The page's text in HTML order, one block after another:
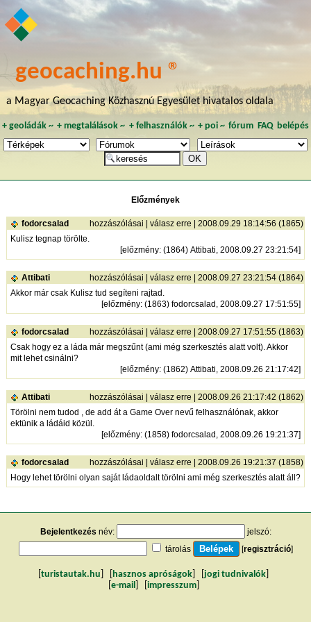
geocaching.hu ®
a Magyar Geocaching Közhasznú Egyesület hivatalos oldala
+ geoládák~ +megtalálások ~ + felhasználók~ + poi~ fórum FAQ belépés
Előzmények
fodorcsalad hozzászólásai válasz erre | 2008.09.29 18:14:56 (1865)
Kulisz tegnap törölte.
[előzmény: (1864) Attibati, 2008.09.27 23:21:54]
Attibati hozzászólásai válasz erre | 2008.09.27 23:21:54 (1864)
Akkor már csak Kulisz tud segíteni rajtad.
[előzmény: (1863) fodorcsalad, 2008.09.27 17:51:55]
fodorcsalad hozzászólásai válasz erre | 2008.09.27 17:51:55 (1863)
Csak hogy ez a láda már megszűnt (ami még szerkesztés alatt volt). Akkor
mit lehet csinálni?
[előzmény: (1862) Attibati, 2008.09.26 21:17:42]
Attibati hozzászólásai válasz erre | 2008.09.26 21:17:42 (1862)
Törölni nem tudod , de add át a Game Over nevű felhasználónak, akkor
ektünik a ládáid közül.
[előzmény: (1858) fodorcsalad, 2008.09.26 19:21:37]
fodorcsalad hozzászólásai válasz erre | 2008.09.26 19:21:37 (1858)
Hogy lehet törölni olyan saját ládaoldalt törölni ami még szerkesztés alatt áll?
Bejelentkezés név:
jelszó:
tárolás
[regisztráció]
turistautak.hu hasznos apróságok jogi tudnivalók
e-mail impresszum]